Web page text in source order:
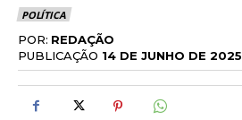
POLÍTICA
POR: REDAÇÃO
PUBLICAÇÃO 14 DE JUNHO DE 2025